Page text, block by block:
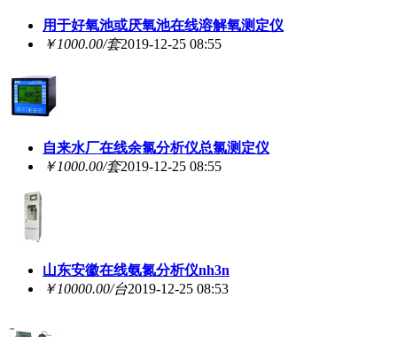
用于好氧池或厌氧池在线溶解氧测定仪
￥1000.00/套2019-12-25 08:55
自来水厂在线余氯分析仪总氯测定仪
￥1000.00/套2019-12-25 08:55
山东安徽在线氨氮分析仪nh3n
￥10000.00/台2019-12-25 08:53